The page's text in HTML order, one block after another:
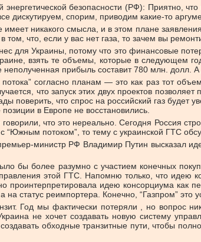
безопасности (РФ): Приятно,
дискутируем, спорим, приводим какие-то
имеет никакого смысла, и в этом плане
что, если у вас нет газа, то зачем вы
для Украины, потому что это финансовые
взять те объемы, которые в следующем
прибыль составит 780 млн. долл.
согласно планам — это как раз тот
что запуск этих двух проектов
поверить, что спрос на российский газ
в Европе не восстановились.
говорили, что это нереально. Сегодня Россия
потоком”, то тему с украинской ГТС
министр РФ Владимир Путин высказал
бы более разумно с участием конечных
этой ГТС. Напомню только, что идею
идею консорциума как
на статус реимпортера. Конечно, “Газпром”
Год мы фактически потеряли , но вопрос
не хочет создавать новую систему
обходные транзитные пути, чтобы